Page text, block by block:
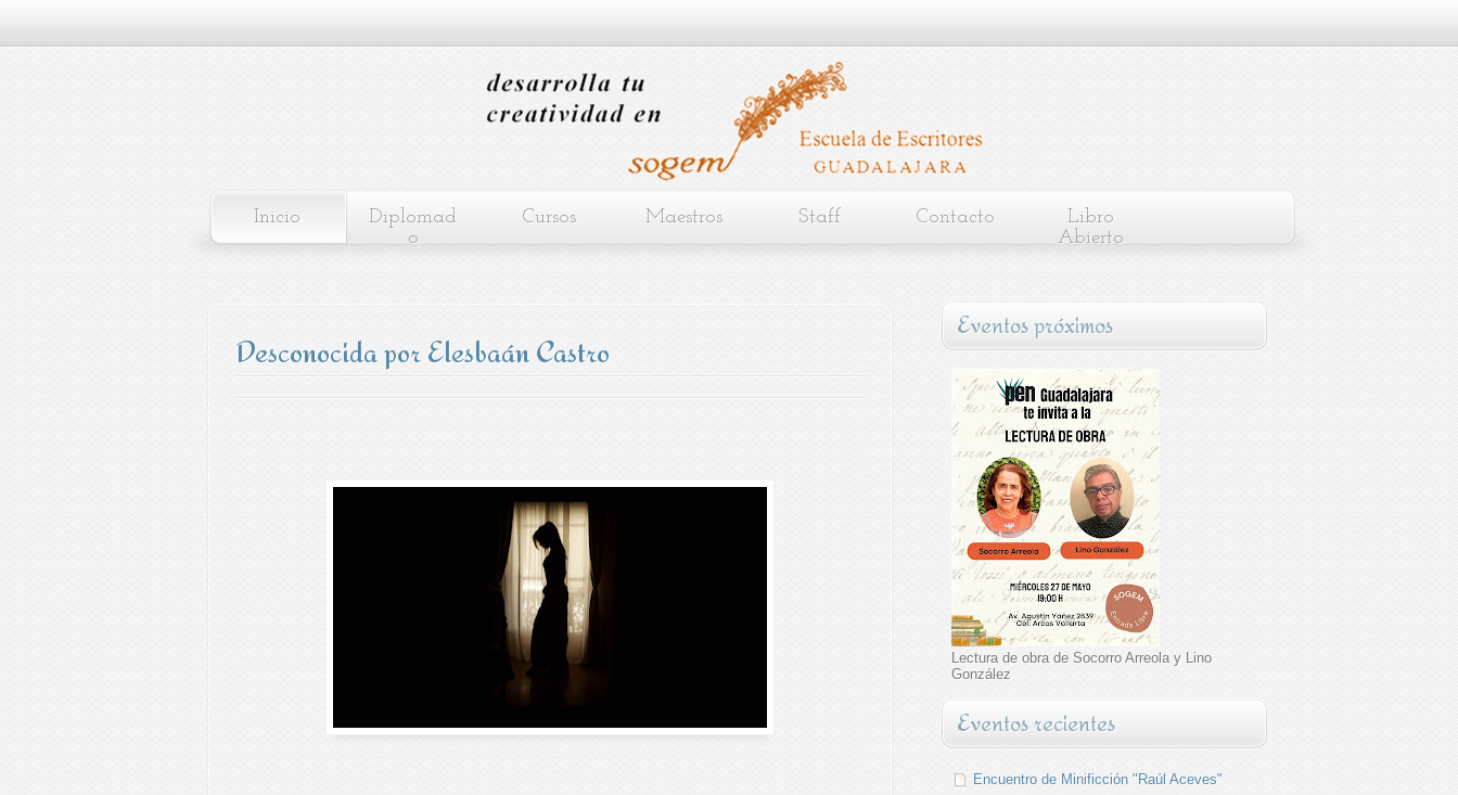
Inicio
Diplomad
o
Cursos Maestros Staff Contacto
Libro
Abierto
Desconocida por Elesbaán Castro
Eventos próximos
Lectura de obra de Socorro Arreola y Lino
González
Eventos recientes
Encuentro de Minificción "Raúl Aceves"